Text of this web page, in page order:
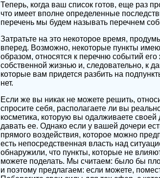
Теперь, когда ваш список готов, еще раз
что имеет вполне определенные
перечень мы будем называть перечнем
Затратьте на это некоторое время,
вперед. Возможно, некоторые пункты
образом, относятся к перечню событий
собственной жизнью и, следовательно, к
которые вам придется разбить на
нет.
Если же вы никак не можете решить,
спросите себя, располагаете ли вы
косметика, которую вы одалживаете
давать ее. Однако если у вашей дочери
прямого воздействия, которое можно
есть непосредственная власть над
обнаружили, что пункты, которые не
можете поделать. Мы считаем: было бы
и поэтому предлагаем: если можете,